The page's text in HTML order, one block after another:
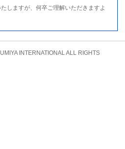
しますが、何卒ご理解いただきますよ